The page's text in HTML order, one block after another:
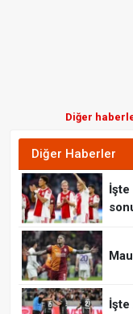
Diğer
Diğer Haberler